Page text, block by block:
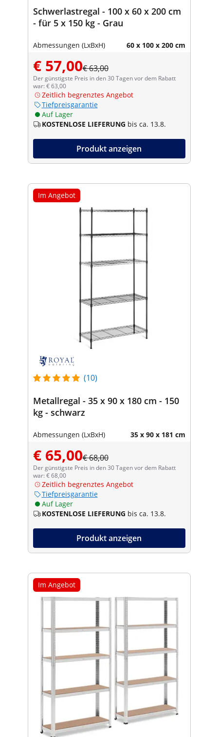
Schwerlastregal - 100 x 60 x 200 cm
- für 5 x 150 kg - Grau
Abmessungen (LxBxH) 60 x 100 x 200 cm
€ 57,00€ 63,00
Der günstigste Preis in den 30 Tagen vor dem Rabatt
war: € 63,00
Zeitlich begrenztes Angebot
Tiefpreisgarantie
Auf Lager
KOSTENLOSE LIEFERUNG bis ca. 13.8.
Produkt anzeigen
Im Angebot
(10)
Metallregal - 35 x 90 x 180 cm - 150
kg - schwarz
Abmessungen (LxBxH) 35 x 90 x 181 cm
€ 65,00€ 68,00
Der günstigste Preis in den 30 Tagen vor dem Rabatt
war: € 68,00
Zeitlich begrenztes Angebot
Tiefpreisgarantie
Auf Lager
KOSTENLOSE LIEFERUNG bis ca. 13.8.
Produkt anzeigen
Im Angebot